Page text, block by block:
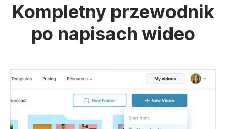
Kompletny przewodnik
po napisach wideo